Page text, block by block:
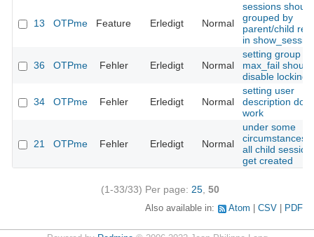
13 OTPme Feature Erledigt Normal
sessions
grouped by
parent/child
in
36 OTPme Fehler Erledigt Normal
setting group
max_fail should
disable locking
34 OTPme Fehler Erledigt Normal
setting user
description
work
21 OTPme Fehler Erledigt Normal
under some
circumstances
all child
get created
(1-33/33) Per page: 25, 50
Also available in: Atom CSV PDF